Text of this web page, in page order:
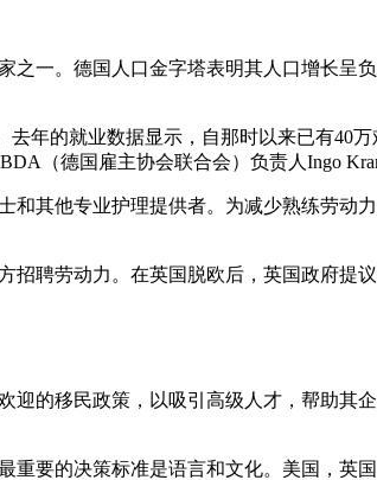
一。德国人口金字塔表明其人口增长呈
年的就业数据显示，自那时以来已有40
（德国雇主协会联合会）负责人Ingo
其他专业护理提供者。为减少熟练劳动
招聘劳动力。在英国脱欧后，英国政府提
的移民政策，以吸引高级人才，帮助其
要的决策标准是语言和文化。美国，英